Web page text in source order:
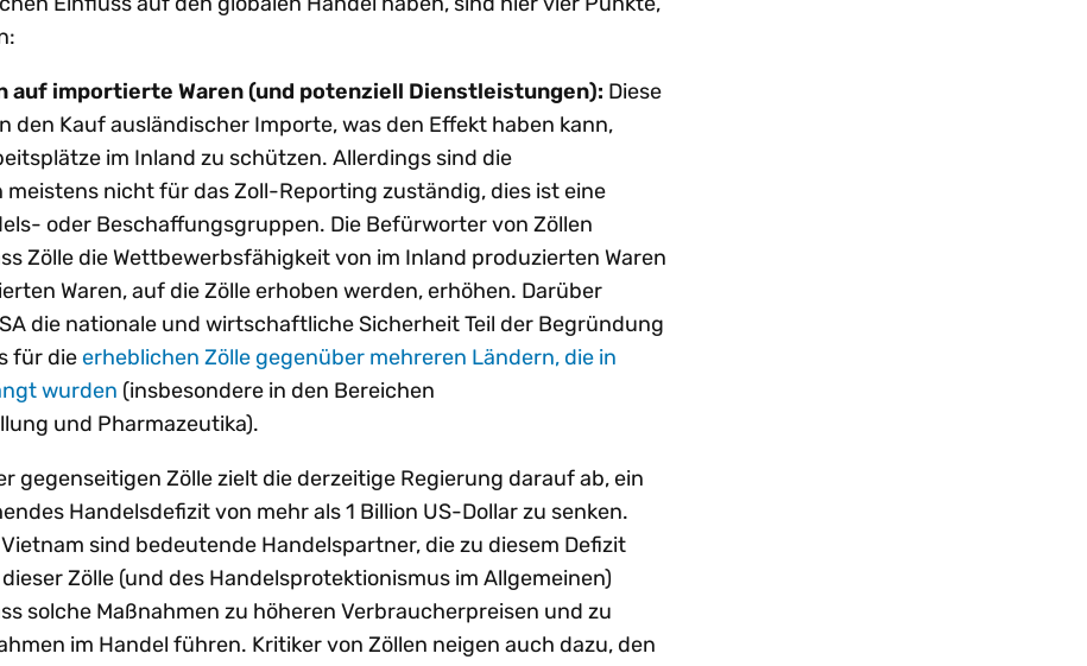
auf importierte Waren (und potenziell Dienstleistungen): Diese
den Kauf ausländischer Importe, was den Effekt haben kann,
im Inland zu schützen. Allerdings sind die
nicht für das Zoll-Reporting zuständig, dies ist eine
oder Beschaffungsgruppen. Die Befürworter von Zöllen
Zölle die Wettbewerbsfähigkeit von im Inland produzierten Waren
Waren, auf die Zölle erhoben werden, erhöhen. Darüber
die nationale und wirtschaftliche Sicherheit Teil der Begründung
für dieerheblichen Zölle gegenüber mehreren Ländern, die in
wurden (insbesondere in den Bereichen
und Pharmazeutika).
gegenseitigen Zölle zielt die derzeitige Regierung darauf ab, ein
Handelsdefizit von mehr als 1 Billion US-Dollar zu senken.
sind bedeutende Handelspartner, die zu diesem Defizit
Zölle (und des Handelsprotektionismus im Allgemeinen)
solche Maßnahmen zu höheren Verbraucherpreisen und zu
im Handel führen. Kritiker von Zöllen neigen auch dazu, den